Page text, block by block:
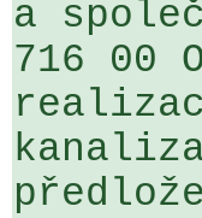
a
716 00